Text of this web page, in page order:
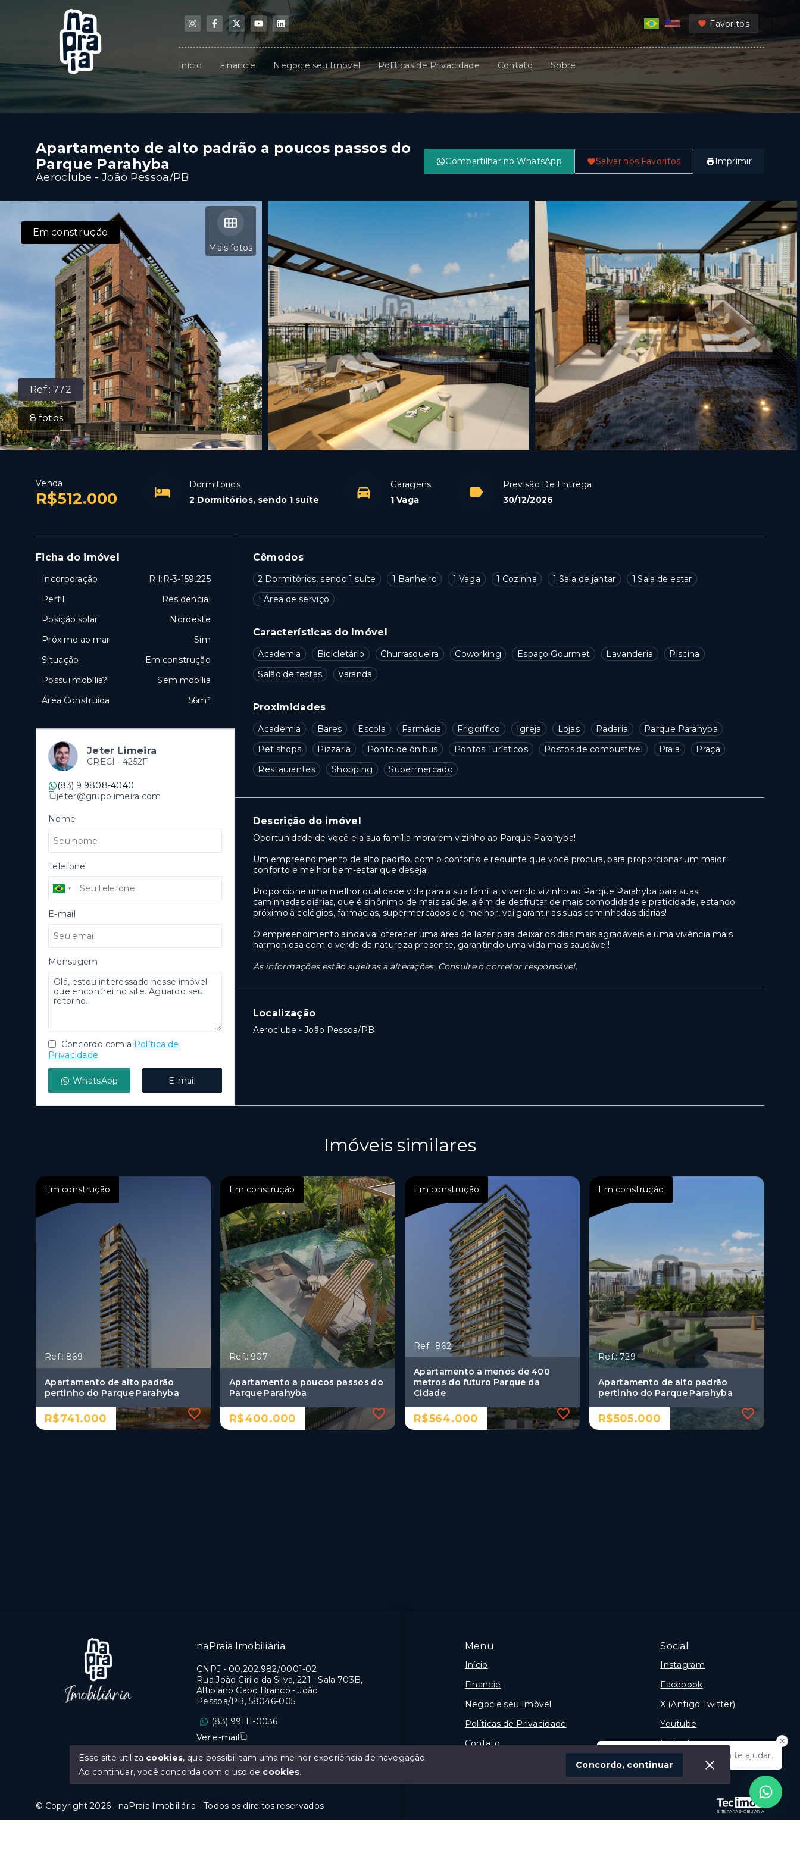
Favoritos
Início Financie Negocie seu Imóvel Políticas de Privacidade Contato Sobre
Apartamento de alto padrão a poucos passos do
Parque Parahyba
Aeroclube - João Pessoa/PB
Compartilhar no WhatsApp Salvar nos Favoritos Imprimir
Ref.:772
8 fotos
Mais fotos
Em construção
Venda
R$512.000
Dormitórios
2 Dormitórios, sendo 1 suíte
Garagens
1 Vaga
Previsão De Entrega
30/12/2026
Cômodos
2 Dormitórios, sendo 1 suíte 1 Banheiro 1 Vaga 1 Cozinha 1 Sala de jantar
1 Sala de estar
1 Área de serviço
Características do Imóvel
Academia Bicicletário Churrasqueira Coworking Espaço Gourmet Lavanderia
Piscina
Salão de festas
Varanda
Proximidades
Academia Bares Escola Farmácia Frigorífico Igreja Lojas Padaria
Parque Parahyba
Pet shops
Pizzaria Ponto de ônibus Pontos Turísticos Postos de combustível Praia
Praça
Restaurantes
Shopping Supermercado
Descrição do imóvel
Oportunidade de você e a sua família morarem vizinho ao Parque Parahyba!
Um empreendimento de alto padrão, com o conforto e requinte que você procura, para proporcionar um maior
conforto e melhor bem-estar que deseja!
Proporcione uma melhor qualidade vida para a sua família, vivendo vizinho ao Parque Parahyba para suas
caminhadas diárias, que é sinônimo de mais saúde, além de desfrutar de mais comodidade e praticidade, estando
próximo à colégios, farmácias, supermercados e o melhor, vai garantir as suas caminhadas diárias!
O empreendimento ainda vai oferecer uma área de lazer para deixar os dias mais agradáveis e uma vivência mais
harmoniosa com o verde da natureza presente, garantindo uma vida mais saudável!
As informações estão sujeitas a alterações. Consulte o corretor responsável.
Localização
Aeroclube - João Pessoa/PB
Ficha do imóvel
Incorporação
R.I:R-3-159.225
Perfil
Residencial
Posição solar
Nordeste
Próximo ao mar
Sim
Situação
Em construção
Possui mobília?
Sem mobília
Área Construída
56m²
Jeter Limeira
CRECI - 4252F
(83) 9 9808-4040
jeter@grupolimeira.com
Nome
Telefone
E-mail
Mensagem
Concordo com a Política de
Privacidade
WhatsApp E-mail
Imóveis similares
Em construção
Ref.: 869
Apartamento de alto padrão
pertinho do Parque Parahyba
R$741.000
Em construção
Ref.: 907
Apartamento a poucos passos do
Parque Parahyba
R$400.000
Em construção
Ref.: 862
Apartamento a menos de 400
metros do futuro Parque da
Cidade
R$564.000
Em construção
Ref.: 729
Apartamento de alto padrão
pertinho do Parque Parahyba
R$505.000
Olá! Estamos disponíveis para te ajudar.
Menu
Início
Financie
Negocie seu Imóvel
Políticas de Privacidade
Contato
Social
Instagram
Facebook
X (Antigo Twitter)
Youtube
Linkedin
SITE PARA IMOBILIARIA
naPraia Imobiliária
CNPJ - 00.202.982/0001-02
Rua João Cirilo da Silva, 221 - Sala 703B,
Altiplano Cabo Branco - João
Pessoa/PB, 58046-005
(83) 99111-0036
Ver e-mail
CRECI PB 0669J
© Copyright 2026 - naPraia Imobiliária - Todos os direitos reservados
Esse site utiliza cookies, que possibilitam uma melhor experiência de navegação.
Ao continuar, você concorda com o uso de cookies.
Concordo, continuar